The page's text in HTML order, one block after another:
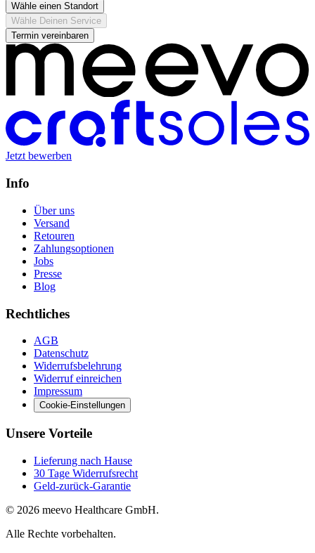
Wähle einen Standort
Wähle Deinen Service
Termin vereinbaren
Jetzt bewerben
Info
Über uns
Versand
Retouren
Zahlungsoptionen
Jobs
Presse
Blog
Rechtliches
AGB
Datenschutz
Widerrufsbelehrung
Widerruf einreichen
Impressum
Cookie-Einstellungen
Unsere Vorteile
Lieferung nach Hause
30 Tage Widerrufsrecht
Geld-zurück-Garantie
© 2026 meevo Healthcare GmbH.
Alle Rechte vorbehalten.